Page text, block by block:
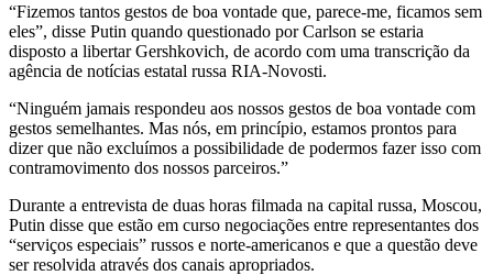
“Fizemos tantos gestos de boa vontade que, parece-me, ficamos sem
eles”, disse Putin quando questionado por Carlson se estaria
disposto a libertar Gershkovich, de acordo com uma transcrição da
agência de notícias estatal russa RIA-Novosti.
“Ninguém jamais respondeu aos nossos gestos de boa vontade com
gestos semelhantes. Mas nós, em princípio, estamos prontos para
dizer que não excluímos a possibilidade de podermos fazer isso com
contramovimento dos nossos parceiros.”
Durante a entrevista de duas horas filmada na capital russa, Moscou,
Putin disse que estão em curso negociações entre representantes dos
“serviços especiais” russos e norte-americanos e que a questão deve
ser resolvida através dos canais apropriados.